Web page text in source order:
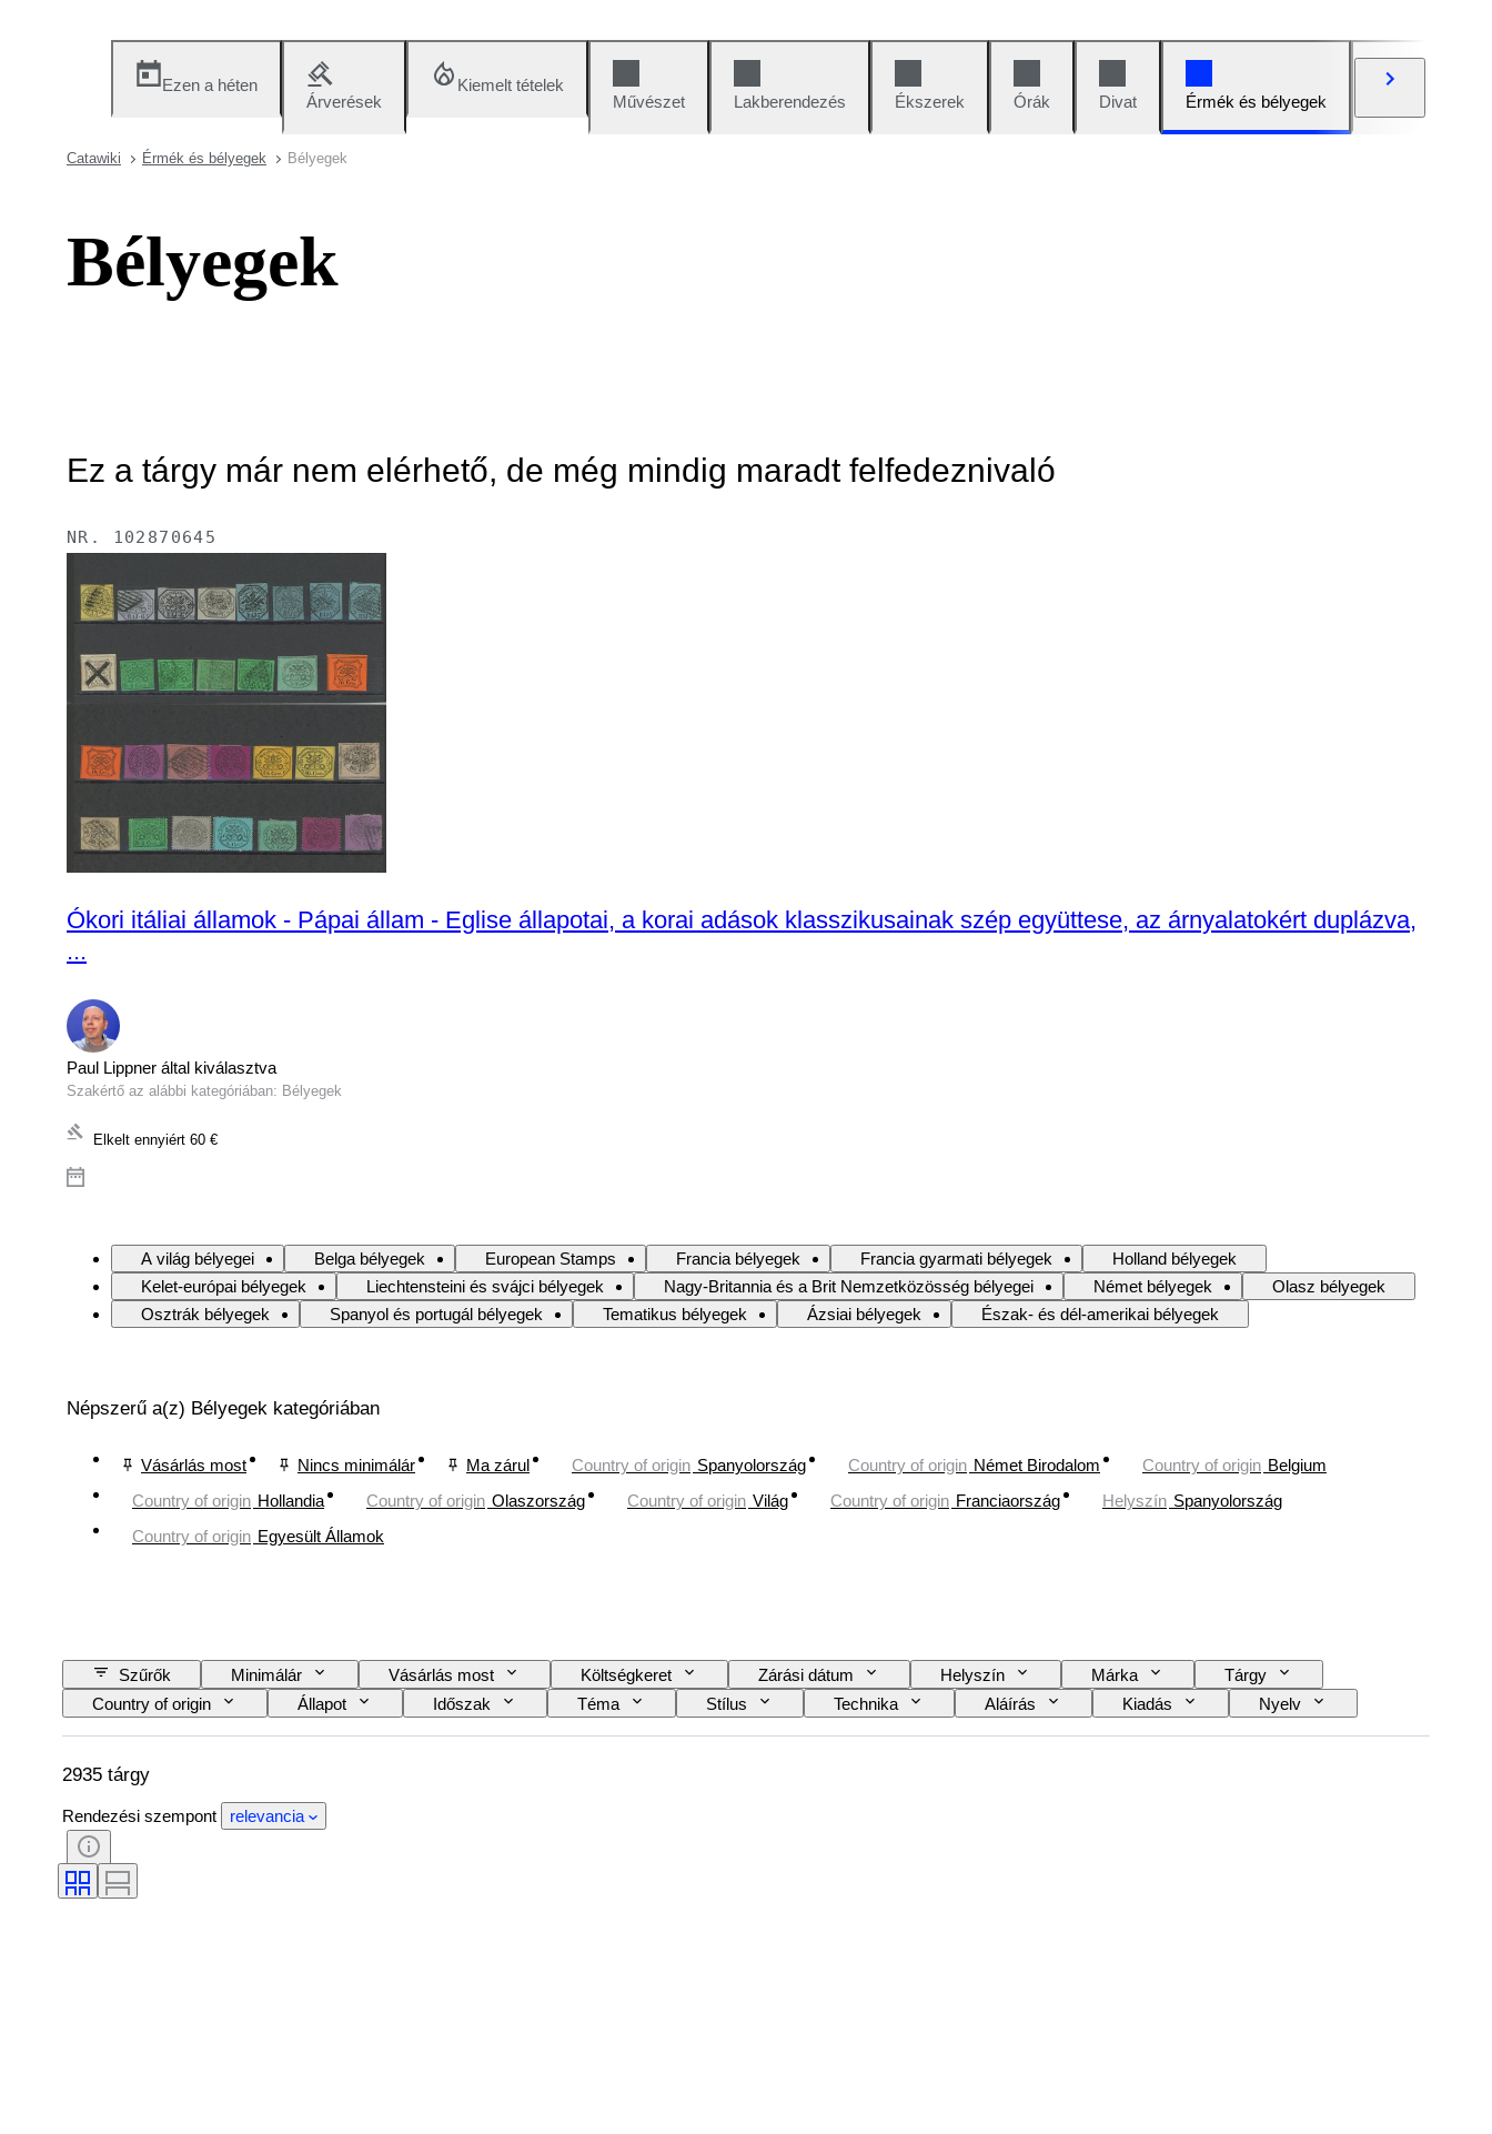
Ezen a héten
Árverések
Kiemelt tételek
Művészet
Lakberendezés Ékszerek Órák Divat Érmék és bélyegek
Catawiki Érmék és bélyegek Bélyegek
Bélyegek
Ez a tárgy már nem elérhető, de még mindig maradt felfedeznivaló
NR. 102870645
Ókori itáliai államok - Pápai állam - Eglise állapotai, a korai adások klasszikusainak szép együttese, az árnyalatokért duplázva,
...
Paul Lippner által kiválasztva
Szakértő az alábbi kategóriában: Bélyegek
Elkelt ennyiért 60 €
A világ bélyegei Belga bélyegek European Stamps Francia bélyegek Francia gyarmati bélyegek
Holland bélyegek
Kelet-európai bélyegek
Liechtensteini és svájci bélyegek Nagy-Britannia és a Brit Nemzetközösség bélyegei Német bélyegek
Olasz bélyegek
Osztrák bélyegek
Spanyol és portugál bélyegek Tematikus bélyegek Ázsiai bélyegek Észak- és dél-amerikai bélyegek
Népszerű a(z) Bélyegek kategóriában
Vásárlás most Nincs minimálár Ma zárul Country of origin Spanyolország Country of origin Német Birodalom Country of origin Belgium
Country of origin Hollandia Country of origin Olaszország Country of origin Világ Country of origin Franciaország Helyszín Spanyolország
Country of origin Egyesült Államok
Szűrők Minimálár Vásárlás most Költségkeret Zárási dátum Helyszín Márka
Tárgy
Country of origin
Állapot Időszak Téma Stílus Technika Aláírás Kiadás
Nyelv
Szín
Művész Eladta Korszak
2935 tárgy
Rendezési szempont relevancia